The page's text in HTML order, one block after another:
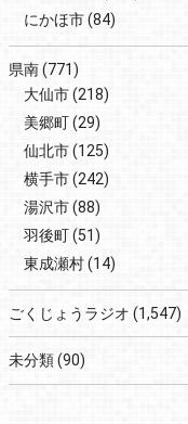
にかほ市(84)
県南(771)
大仙市(218)
美郷町(29)
仙北市(125)
横手市(242)
湯沢市(88)
羽後町(51)
東成瀬村(14)
ごくじょうラジオ (1,547)
未分類(90)